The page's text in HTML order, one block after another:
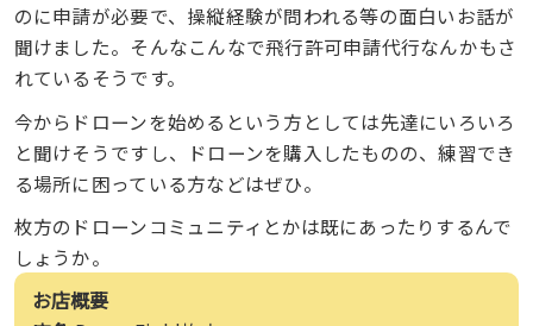
のに申請が必要で、操縦経験が問われる等の面白いお話が
聞けました。そんなこんなで飛行許可申請代行なんかもさ
れているそうです。
今からドローンを始めるという方としては先達にいろいろ
と聞けそうですし、ドローンを購入したものの、練習でき
る場所に困っている方などはぜひ。
枚方のドローンコミュニティとかは既にあったりするんで
しょうか。
お店概要